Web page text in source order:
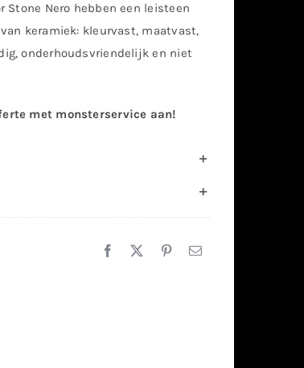
Stone Nero hebben een leisteen
keramiek: kleurvast, maatvast,
onderhoudsvriendelijk en niet
met monsterservice aan!